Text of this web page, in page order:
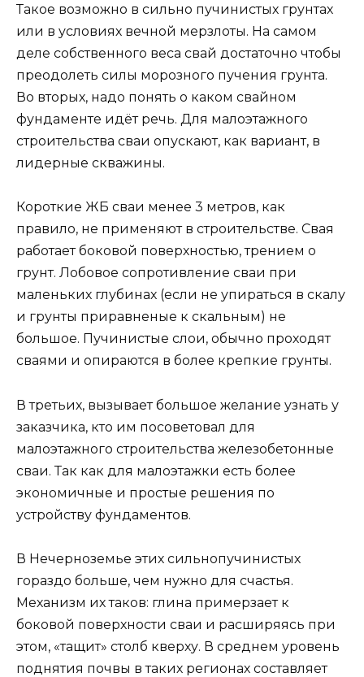
Такое возможно в сильно пучинистых грунтах
или в условиях вечной мерзлоты. На самом
деле собственного веса свай достаточно чтобы
преодолеть силы морозного пучения грунта.
Во вторых, надо понять о каком свайном
фундаменте идёт речь. Для малоэтажного
строительства сваи опускают, как вариант, в
лидерные скважины.
Короткие ЖБ сваи менее 3 метров, как
правило, не применяют в строительстве. Свая
работает боковой поверхностью, трением о
грунт. Лобовое сопротивление сваи при
маленьких глубинах (если не упираться в скалу
и грунты приравненые к скальным) не
большое. Пучинистые слои, обычно проходят
сваями и опираются в более крепкие грунты.
В третьих, вызывает большое желание узнать у
заказчика, кто им посоветовал для
малоэтажного строительства железобетонные
сваи. Так как для малоэтажки есть более
экономичные и простые решения по
устройству фундаментов.
В Нечерноземье этих сильнопучинистых
гораздо больше, чем нужно для счастья.
Механизм их таков: глина примерзает к
боковой поверхности сваи и расширяясь при
этом, «тащит» столб кверху. В среднем уровень
поднятия почвы в таких регионах составляет